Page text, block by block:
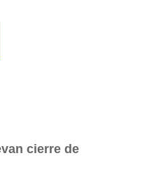
cierre de